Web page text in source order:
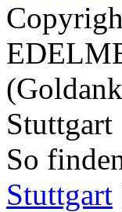
Stuttgart
So
Stuttgart